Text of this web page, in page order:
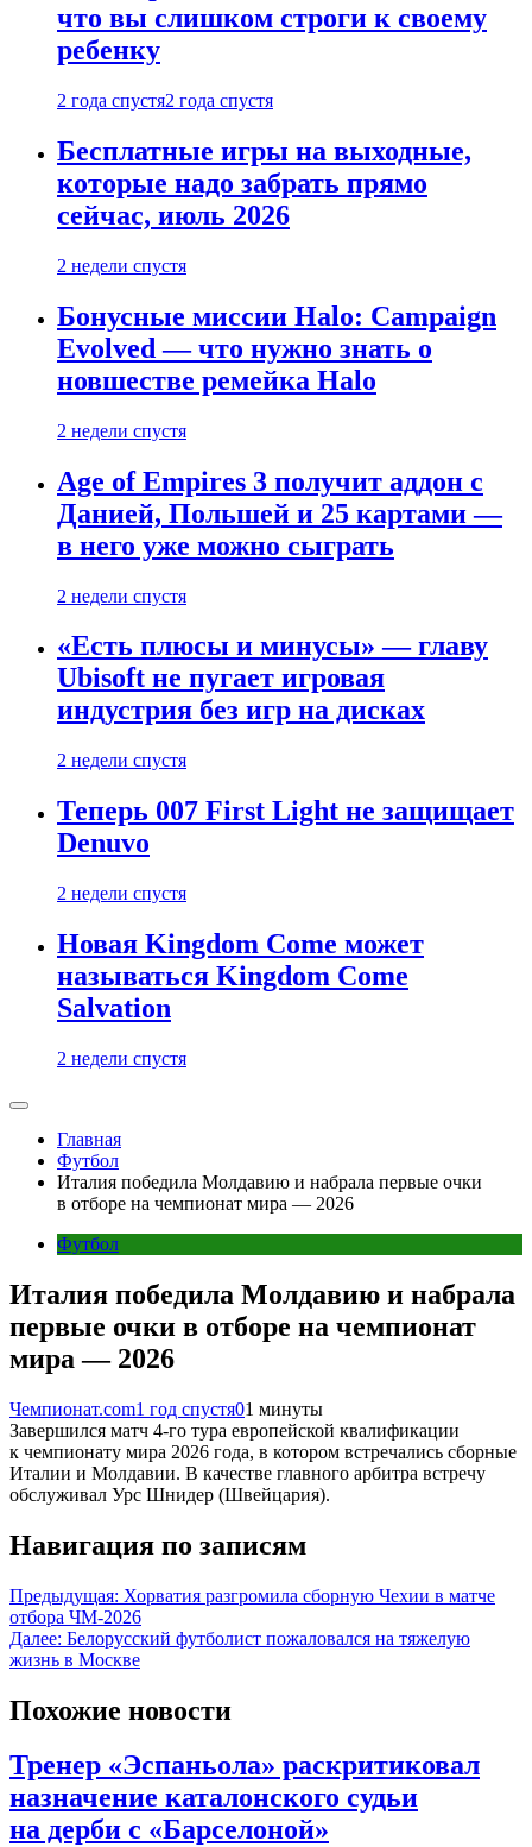
что вы слишком строги к своему
ребенку
2 года спустя2 года спустя
Бесплатные игры на выходные,
которые надо забрать прямо
сейчас, июль 2026
2 недели спустя
Бонусные миссии Halo: Campaign
Evolved — что нужно знать о
новшестве ремейка Halo
2 недели спустя
Age of Empires 3 получит аддон с
Данией, Польшей и 25 картами —
в него уже можно сыграть
2 недели спустя
«Есть плюсы и минусы» — главу
Ubisoft не пугает игровая
индустрия без игр на дисках
2 недели спустя
Теперь 007 First Light не защищает
Denuvo
2 недели спустя
Новая Kingdom Come может
называться Kingdom Come
Salvation
2 недели спустя
Главная
Футбол
Италия победила Молдавию и набрала первые очки
в отборе на чемпионат мира — 2026
Футбол
Италия победила Молдавию и набрала
первые очки в отборе на чемпионат
мира — 2026
Чемпионат.com1 год спустя01 минуты
Завершился матч 4-го тура европейской квалификации
к чемпионату мира 2026 года, в котором встречались сборные
Италии и Молдавии. В качестве главного арбитра встречу
обслуживал Урс Шнидер (Швейцария).
Навигация по записям
Предыдущая: Хорватия разгромила сборную Чехии в матче
отбора ЧМ-2026
Далее: Белорусский футболист пожаловался на тяжелую
жизнь в Москве
Похожие новости
Тренер «Эспаньола» раскритиковал
назначение каталонского судьи
на дерби с «Барселоной»